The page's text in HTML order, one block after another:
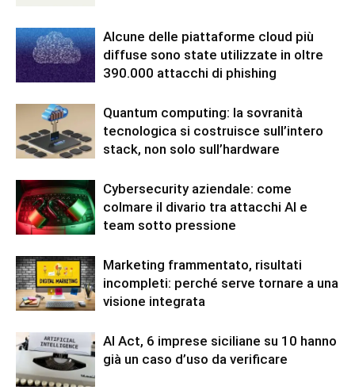
Alcune delle piattaforme cloud più
diffuse sono state utilizzate in oltre
390.000 attacchi di phishing
Quantum computing: la sovranità
tecnologica si costruisce sull’intero
stack, non solo sull’hardware
Cybersecurity aziendale: come
colmare il divario tra attacchi AI e
team sotto pressione
Marketing frammentato, risultati
incompleti: perché serve tornare a una
visione integrata
AI Act, 6 imprese siciliane su 10 hanno
già un caso d’uso da verificare